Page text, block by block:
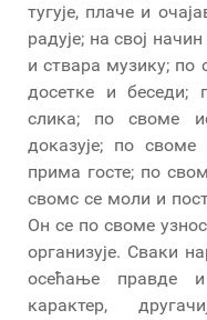
тугује, плаче и
радује; на свој
и ствара музику; по
досетке и беседи;
слика; по своме
доказује; по
прима госте; по
свомс се моли и
Он се по своме
организује. Сваки
осећање правде
карактер,